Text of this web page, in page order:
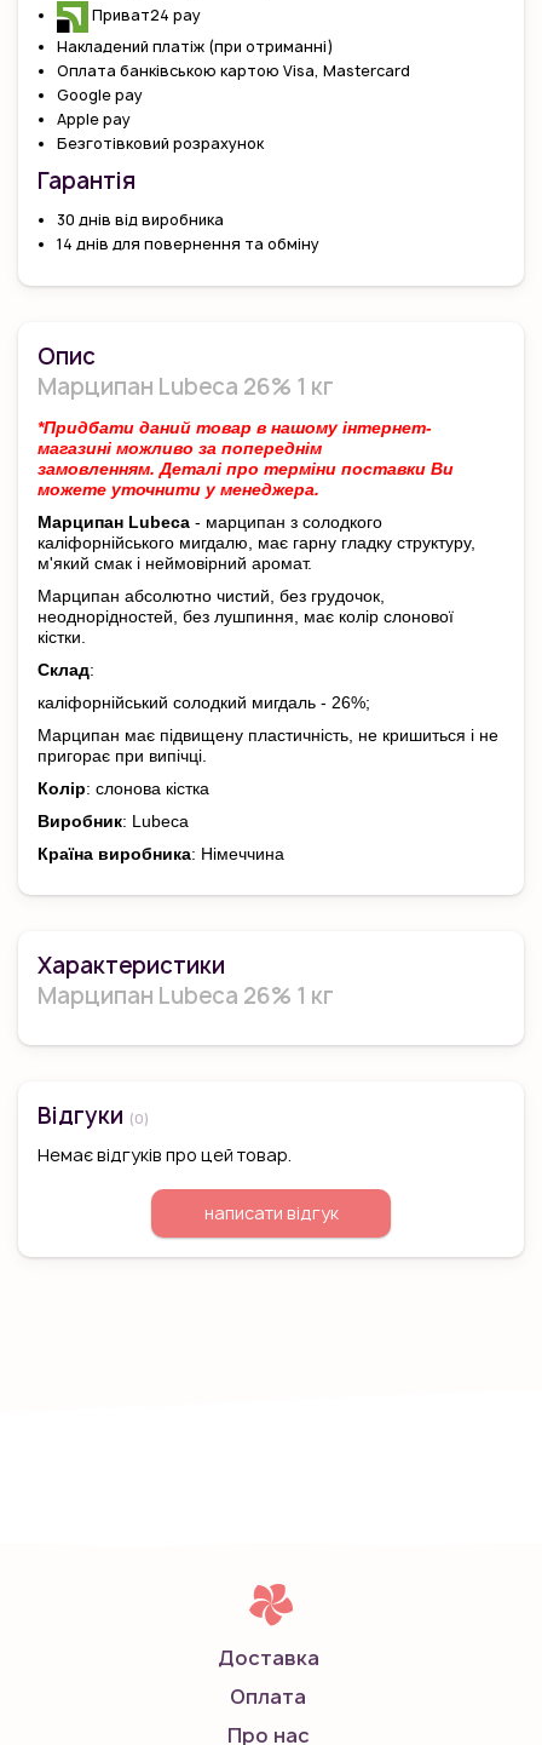
Приват24 pay
Накладений платіж (при отриманні)
Оплата банківською картою Visa, Mastercard
Google pay
Apple pay
Безготівковий розрахунок
Гарантiя
30 днів від виробника
14 днів для повернення та обміну
Опис
Марципан Lubeca 26% 1 кг
*Придбати даний товар в нашому інтернет-
магазині можливо за попереднім
замовленням.Деталі про терміни поставки Ви
можете уточнити у менеджера.
Марципан Lubeca - марципан з солодкого
каліфорнійського мигдалю, має гарну гладку структуру,
м'який смак і неймовірний аромат.
Марципан абсолютно чистий, без грудочок,
неоднорідностей, без лушпиння, має колір слонової
кістки.
Склад:
каліфорнійський солодкий мигдаль - 26%;
Марципан має підвищену пластичність, не кришиться і не
пригорає при випічці.
Колір: слонова кістка
Виробник: Lubeca
Країна виробника: Німеччина
Характеристики
Марципан Lubeca 26% 1 кг
Відгуки (0)
Немає відгуків про цей товар.
написати відгук
Доставка
Оплата
Про нас